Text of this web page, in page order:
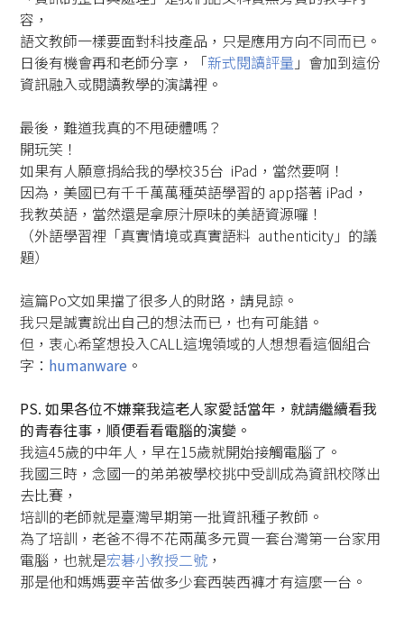
容，
語文教師一樣要面對科技產品，只是應用方向不同而已。
日後有機會再和老師分享，「新式閱讀評量 」會加到這份
資訊融入或閱讀教學的演講裡。
最後，難道我真的不甩硬體嗎？
開玩笑！
如果有人願意捐給我的學校35台 iPad，當然要啊！
因為，美國已有千千萬萬種英語學習的 app搭著 iPad，
我教英語，當然還是拿原汁原味的美語資源囉！
（外語學習裡「真實情境或真實語料 authenticity」的議
題）
這篇Po文如果擋了很多人的財路，請見諒。
我只是誠實說出自己的想法而已，也有可能錯。
但，衷心希望想投入CALL這塊領域的人想想看這個組合
字： humanware 。
PS. 如果各位不嫌棄我這老人家愛話當年，就請繼續看我
的青春往事，順便看看電腦的演變。
我這45歲的中年人，早在15歲就開始接觸電腦了。
我國三時，念國一的弟弟被學校挑中受訓成為資訊校隊出
去比賽，
培訓的老師就是臺灣早期第一批資訊種子教師。
為了培訓，老爸不得不花兩萬多元買一套台灣第一台家用
電腦，也就是宏碁小教授二號 ，
那是他和媽媽要辛苦做多少套西裝西褲才有這麼一台。